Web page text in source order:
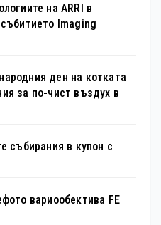
на ARRI в
Imaging
ден на котката
за по-чист въздух в
събирания в купон с
вариообектива FE